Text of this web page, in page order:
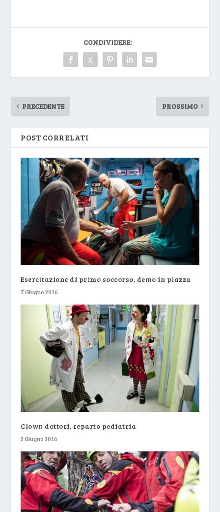
CONDIVIDERE:
PRECEDENTE PROSSIMO
POST CORRELATI
Esercitazione di primo soccorso, demo in piazza
7 Giugno 2016
Clown dottori, reparto pediatria
2 Giugno 2016